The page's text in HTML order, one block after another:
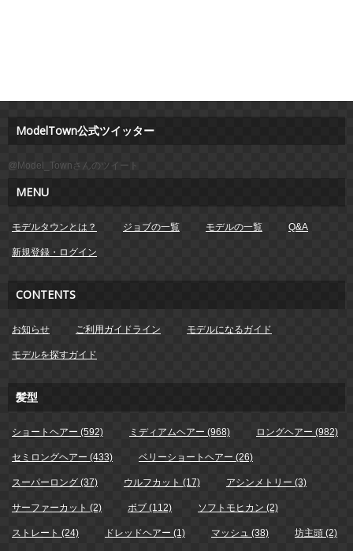
ModelTown公式ツイッター
@Model_Townさんのツイート
MENU
モデルタウンとは？ ジョブの一覧 モデルの一覧 Q&A
新規登録・ログイン
CONTENTS
お知らせ ご利用ガイドライン モデルになるガイド
モデルを探すガイド
髪型
ショートヘアー (592) ミディアムヘアー (968) ロングヘアー (982)
セミロングヘアー (433) ベリーショートヘアー (26)
スーパーロング (37) ウルフカット (17) アシンメトリー (3)
サーファーカット (2) ボブ (112) ソフトモヒカン (2)
ストレート (24) ドレッドヘアー (1) マッシュ (38) 坊主頭 (2)